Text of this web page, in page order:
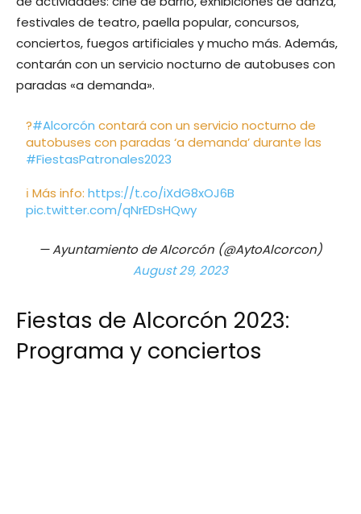
festivales de teatro, paella popular, concursos,
conciertos, fuegos artificiales y mucho más. Además,
contarán con un servicio nocturno de autobuses con
paradas «a demanda».
?#Alcorcón contará con un servicio nocturno de
autobuses con paradas ‘a demanda’ durante las
#FiestasPatronales2023
ℹ️ Más info:https://t.co/iXdG8xOJ6B
pic.twitter.com/qNrEDsHQwy
— Ayuntamiento de Alcorcón (@AytoAlcorcon)
August 29, 2023
Fiestas de Alcorcón 2023:
Programa y conciertos